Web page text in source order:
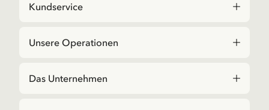
Kundservice
Unsere Operationen
Das Unternehmen